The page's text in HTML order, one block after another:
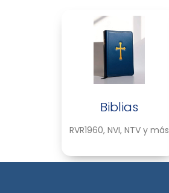
Biblias
RVR1960, NVI, NTV y más